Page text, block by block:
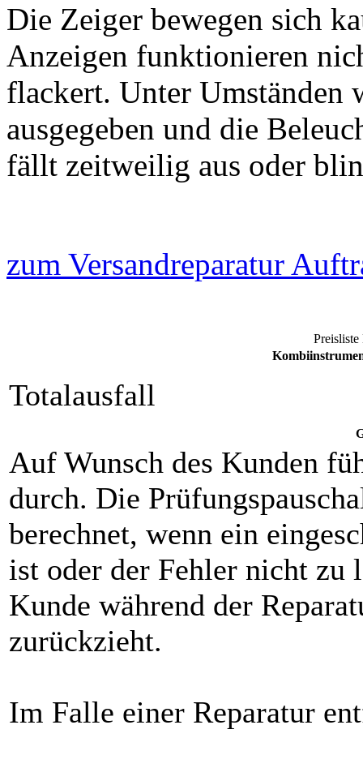
Die Zeiger bewegen sich
Anzeigen funktionieren
flackert. Unter Umständen
ausgegeben und die
fällt zeitweilig aus oder
zum Versandreparatur
Preisliste
Totalausfall
Auf Wunsch des Kunden
durch. Die
berechnet, wenn ein
ist oder der Fehler nicht zu
Kunde während der
zurückzieht.
Im Falle einer Reparatur